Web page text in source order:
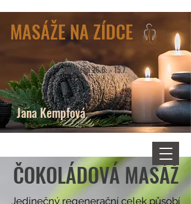
MASÁŽE NA ZÍDCE
Dovolená 26.6. - 15.7.
Jana Kempfová
ČOKOLÁDOVÁ MASÁŽ
Jedinečný regenerační celek působí